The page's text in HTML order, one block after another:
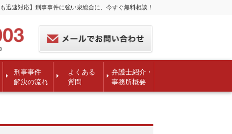
も迅速対応】刑事事件に強い泉総合に、今すぐ無料相談！
刑事事件
解決の流れ
よくある
質問
弁護士紹介・
事務所概要